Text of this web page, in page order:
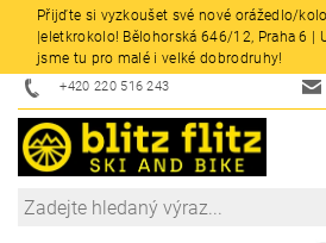
Přijďte si vyzkoušet své nové orážedlo/
|eletkrokolo! Bělohorská 646/12, Praha 6 |
jsme tu pro malé i velké dobrodruhy!
+420 220 516 243